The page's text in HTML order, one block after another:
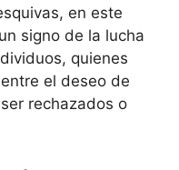
en este
signo de la lucha
quienes
el deseo de
rechazados o